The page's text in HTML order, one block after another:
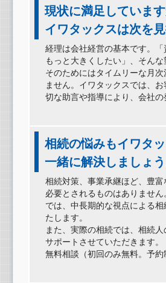
現状に満足していま
イワタックスは次を見
経理は会社経営の基本です。
もっと大きくしたい」、そん
そのためにはタイムリーな月
ません。イワタックスでは、
切な助言や指導により、会社の
相続の悩みもイワタ
一緒に解決しましょう
相続対策、事業承継ほど、豊
必要とされるものはありませ
では、中長期的な視点による
たします。
また、実際の相続では、相続
サポートさせていただきます。
無料相談（初回のみ無料。予約